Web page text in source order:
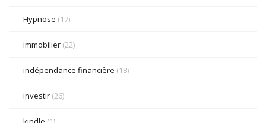
Hypnose (17)
immobilier (22)
indépendance financière (18)
investir (26)